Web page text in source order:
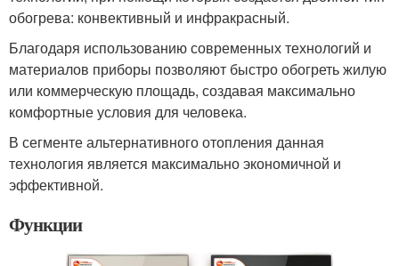
обогрева: конвективный и инфракрасный.
Благодаря использованию современных технологий и
материалов приборы позволяют быстро обогреть жилую
или коммерческую площадь, создавая максимально
комфортные условия для человека.
В сегменте альтернативного отопления данная
технология является максимально экономичной и
эффективной.
Функции